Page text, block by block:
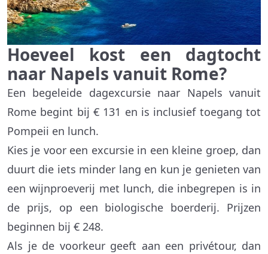
Hoeveel kost een dagtocht
naar Napels vanuit Rome?
Een begeleide dagexcursie naar Napels vanuit
Rome begint bij € 131 en is inclusief toegang tot
Pompeii en lunch.
Kies je voor een excursie in een kleine groep, dan
duurt die iets minder lang en kun je genieten van
een wijnproeverij met lunch, die inbegrepen is in
de prijs, op een biologische boerderij. Prijzen
beginnen bij € 248.
Als je de voorkeur geeft aan een privétour, dan